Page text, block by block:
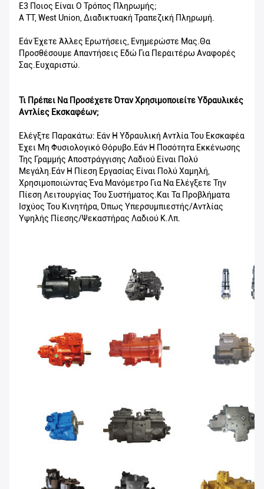
Ε3 Ποιος Είναι Ο Τρόπος Πληρωμής;
A TT, West Union, Διαδικτυακή Τραπεζική Πληρωμή.
Εάν Έχετε Άλλες Ερωτήσεις, Ενημερώστε Μας.Θα
Προσθέσουμε Απαντήσεις Εδώ Για Περαιτέρω Αναφορές
Σας.Ευχαριστώ.
Τι Πρέπει Να Προσέχετε Όταν Χρησιμοποιείτε Υδραυλικές
Αντλίες Εκσκαφέων;
Ελέγξτε Παρακάτω: Εάν Η Υδραυλική Αντλία Του Εκσκαφέα
Έχει Μη Φυσιολογικό Θόρυβο.εάν Η Ποσότητα Εκκένωσης
Της Γραμμής Αποστράγγισης Λαδιού Είναι Πολύ
Μεγάλη.εάν Η Πίεση Εργασίας Είναι Πολύ Χαμηλή,
Χρησιμοποιώντας Ένα Μανόμετρο Για Να Ελέγξετε Την
Πίεση Λειτουργίας Του Συστήματος.και Τα Προβλήματα
Ισχύος Του Κινητήρα, Όπως Υπερσυμπιεστής/αντλίας
Υψηλής Πίεσης/Ψεκαστήρας Λαδιού Κ.λπ.